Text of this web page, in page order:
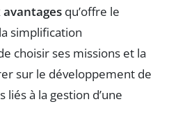
avantages qu’offre le
simplification
choisir ses missions et la
sur le développement de
liés à la gestion d’une